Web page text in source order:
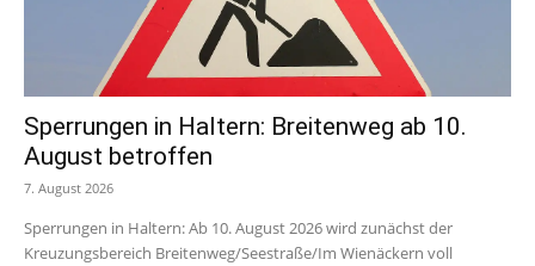
Sperrungen in Haltern: Breitenweg ab 10.
August betroffen
7. August 2026
Sperrungen in Haltern: Ab 10. August 2026 wird zunächst der
Kreuzungsbereich Breitenweg/Seestraße/Im Wienäckern voll